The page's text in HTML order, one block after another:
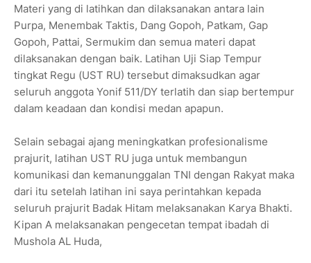
Materi yang di latihkan dan dilaksanakan antara lain
Purpa, Menembak Taktis, Dang Gopoh, Patkam, Gap
Gopoh, Pattai, Sermukim dan semua materi dapat
dilaksanakan dengan baik. Latihan Uji Siap Tempur
tingkat Regu (UST RU) tersebut dimaksudkan agar
seluruh anggota Yonif 511/DY terlatih dan siap bertempur
dalam keadaan dan kondisi medan apapun.
Selain sebagai ajang meningkatkan profesionalisme
prajurit, latihan UST RU juga untuk membangun
komunikasi dan kemanunggalan TNI dengan Rakyat maka
dari itu setelah latihan ini saya perintahkan kepada
seluruh prajurit Badak Hitam melaksanakan Karya Bhakti.
Kipan A melaksanakan pengecetan tempat ibadah di
Mushola AL Huda,